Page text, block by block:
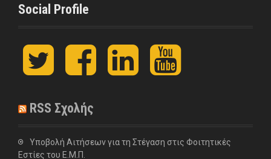
Social Profile
t
i
e
r
F
c
o
L
n
I
y
u
e
RSS Σχολής
Υποβολή Αιτήσεων για τη Στέγαση στις Φοιτητικές
Εστίες του Ε.Μ.Π.